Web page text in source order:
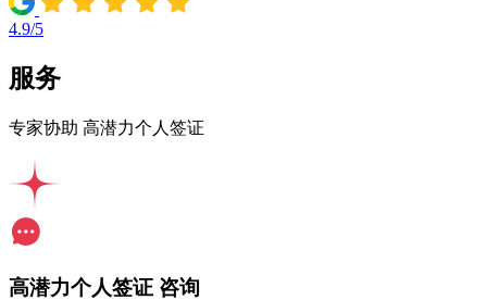
4.9/5
服务
专家协助 高潜力个人签证
高潜力个人签证 咨询